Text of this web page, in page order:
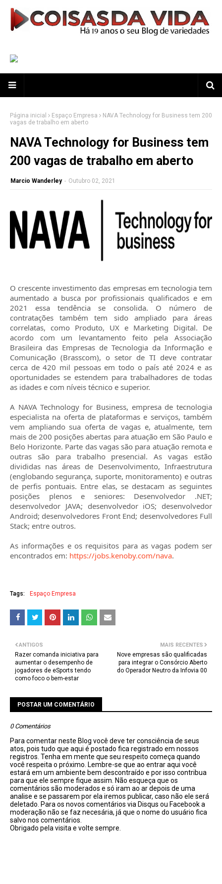
Página inicial Espaço Empresa
NAVA Technology for Business tem 200
vagas de trabalho em aberto
NAVA Technology for Business tem
200 vagas de trabalho em aberto
Marcio Wanderley - Outubro 02, 2021
O crescente investimento das empresas em tecnologia tem
aumentado a busca por profissionais qualificados e em
2021 essa tendência se consolida. O número de
contratações também tem sido ampliado para áreas
correlatas, como Produto, UX e Marketing Digital. De
acordo com um levantamento feito pela Associação
Brasileira das Empresas de Tecnologia da Informação e
Comunicação (Brasscom), o setor de TI deve contratar
cerca de 420 mil pessoas em todo o país até 2024 e as
oportunidades se estendem para trabalhadores de todas
as idades e com níveis técnico e superior.
A NAVA Technology for Business, empresa de tecnologia
especialista na oferta de plataformas e serviços, também
vem ampliando sua oferta de vagas e, atualmente, tem
mais de 200 posições abertas para atuação em São Paulo e
Belo Horizonte. Parte das vagas são para atuação remota e
outras são para trabalho presencial. As vagas estão
divididas nas áreas de Desenvolvimento, Infraestrutura
(englobando segurança, suporte, monitoramento) e outras
de perfis pontuais. Entre elas, se destacam as seguintes
posições plenos e seniores: Desenvolvedor .NET;
desenvolvedor JAVA; desenvolvedor iOS; desenvolvedor
Android; desenvolvedores Front End; desenvolvedores Full
Stack; entre outros.
As informações e os requisitos para as vagas podem ser
encontrados em: https://jobs.kenoby.com/nava.
Tags: Espaço Empresa
MAIS RECENTES
Nove empresas são qualificadas
para integrar o Consórcio Aberto
do Operador Neutro da Infovia 00
ANTIGOS
Razer comanda iniciativa para
aumentar o desempenho de
jogadores de eSports tendo
como foco o bem-estar
POSTAR UM COMENTÁRIO
0 Comentários
Para comentar neste Blog você deve ter consciência de seus
atos, pois tudo que aqui é postado fica registrado em nossos
registros. Tenha em mente que seu respeito começa quando
você respeita o próximo. Lembre-se que ao entrar aqui você
estará em um ambiente bem descontraído e por isso contribua
para que ele sempre fique assim. Não esqueça que os
comentários são moderados e só iram ao ar depois de uma
analise e se passarem por ela iremos publicar, caso não ele será
deletado. Para os novos comentários via Disqus ou Facebook a
moderação não se faz necesária, já que o nome do usuário fica
salvo nos comentários.
Obrigado pela visita e volte sempre.